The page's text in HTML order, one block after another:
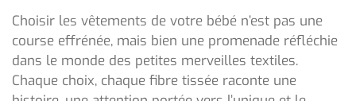
Choisir les vêtements de votre bébé n’est pas une
course effrénée, mais bien une promenade réfléchie
dans le monde des petites merveilles textiles.
Chaque choix, chaque fibre tissée raconte une